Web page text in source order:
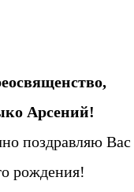
Арсений!
поздравляю Вас
рождения!